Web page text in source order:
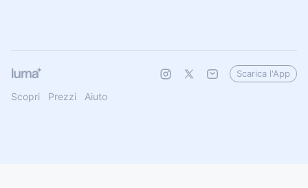
Scopri Prezzi Aiuto
Scarica l'App